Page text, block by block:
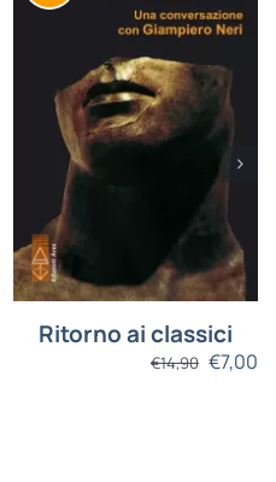
Ritorno ai classici
€14,90 €7,00